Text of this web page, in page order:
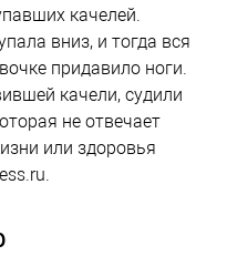
качелей.
вниз, и тогда вся
придавило ноги.
качели, судили
не отвечает
или здоровья